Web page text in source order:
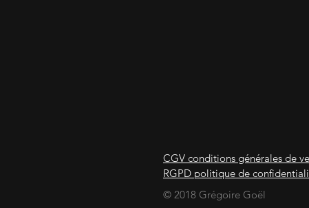
CGV conditions générales de
RGPD politique de
© 2018 Grégoire Goël